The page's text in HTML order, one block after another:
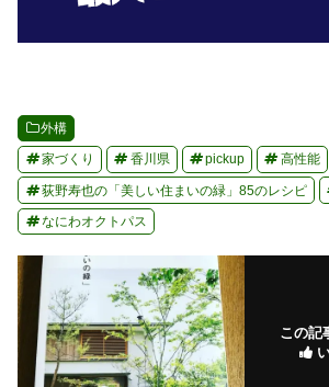
外構
家づくり 香川県 pickup 高性能
荻野寿也の「美しい住まいの緑」85のレシピ
なにわオクトパス
この記